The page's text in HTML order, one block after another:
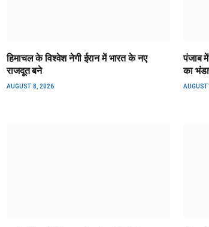
हिमाचल के विश्वेश नेगी ईरान में भारत के नए
राजदूत बने
AUGUST 8, 2026
पंजाब
का